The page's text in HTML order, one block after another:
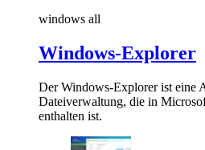
windows all
Windows-Explorer
Der Windows-Explorer ist eine
Dateiverwaltung, die in
enthalten ist.